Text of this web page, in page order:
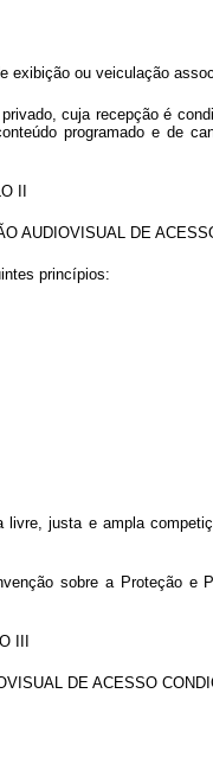
exibição ou veiculação
cuja recepção é
programado e de
II
AUDIOVISUAL DE
princípios:
justa e ampla
sobre a Proteção e
III
DE ACESSO